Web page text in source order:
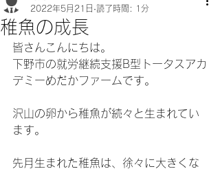
稚魚の成長
2022年5月21日 読了時間: 1分
皆さんこんにちは。
下野市の就労継続支援B型トータスアカ
デミーめだかファームです。
沢山の卵から稚魚が続々と生まれてい
ます。
先月生まれた稚魚は、徐々に大きくな